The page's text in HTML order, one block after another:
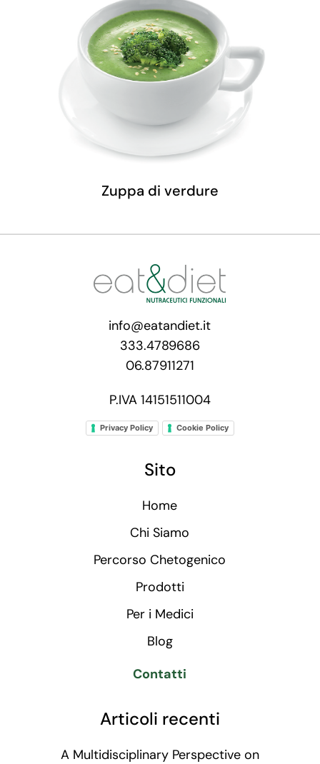
Zuppa di verdure
info@eatandiet.it
333.4789686
06.87911271
P.IVA 14151511004
Privacy Policy Cookie Policy
Sito
Home
Chi Siamo
Percorso Chetogenico
Prodotti
Per i Medici
Blog
Contatti
Articoli recenti
A Multidisciplinary Perspective on